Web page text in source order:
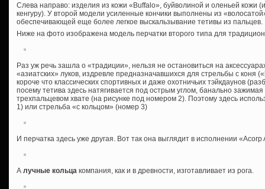
Слева направо: изделия из кожи «Buffalo», буйволиной и оленьей кожи
кенгуру). У второй модели усиленные кончики выполнены из
обеспечивающей еще более легкое выскальзывание тетивы из пальцев.
Ниже на фото изображена модель перчатки второго типа для
Раз уж речь зашла о «традиции», нельзя не остановиться на
«азиатских» луков, издревле предназначавшихся для стрельбы с коня
короче что классических спортивных и даже охотничьих тэйкдаунов
посему тетива здесь натягивается под острым углом, банально
трехпальцевом хвате (на рисунке под номером 2). Поэтому здесь
1) или стрельба «с кольцом» (номер 3)
И перчатка здесь уже другая. Вот так она выглядит в исполнении «Acorp
А лучные кольца компания, как и в древности, изготавливает из рога.